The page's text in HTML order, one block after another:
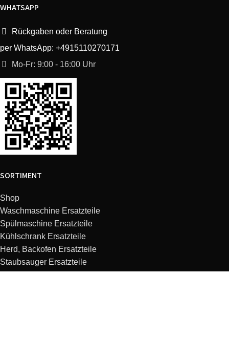
WHATSAPP
Rückgaben oder Beratung
per WhatsApp: +4915110270171
Mo-Fr: 9:00 - 16:00 Uhr
SORTIMENT
Shop
Waschmaschine Ersatzteile
Spülmaschine Ersatzteile
Kühlschrank Ersatzteile
Herd, Backofen Ersatzteile
Staubsauger Ersatzteile